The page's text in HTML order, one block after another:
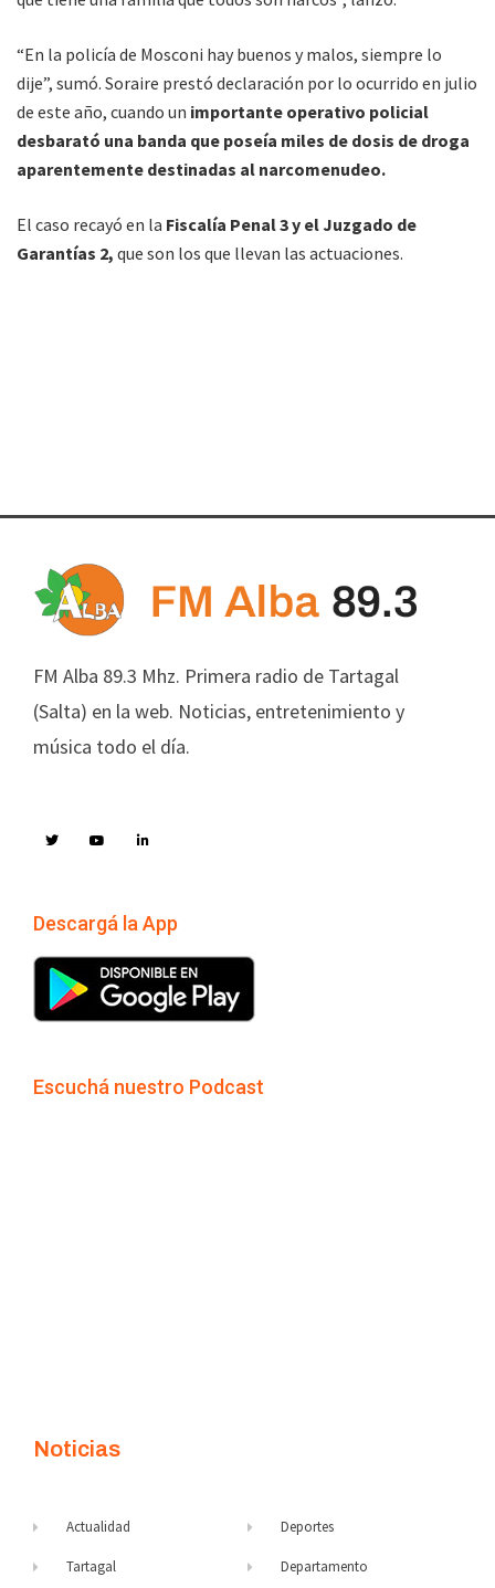
“En la policía de Mosconi hay buenos y malos, siempre lo
dije”, sumó. Soraire prestó declaración por lo ocurrido en julio
de este año, cuando un importante operativo policial
desbarató una banda que poseía miles de dosis de droga
aparentemente destinadas al narcomenudeo.
El caso recayó en la Fiscalía Penal 3 y el Juzgado de
Garantías 2, que son los que llevan las actuaciones.
FM Alba 89.3 Mhz. Primera radio de Tartagal
(Salta) en la web. Noticias, entretenimiento y
música todo el día.
Descargá la App
Escuchá nuestro Podcast
Noticias
Actualidad
Tartagal
Deportes
Departamento